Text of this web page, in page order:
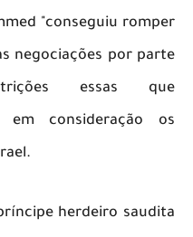
"conseguiu romper
negociações por parte
essas que
em consideração os
herdeiro saudita